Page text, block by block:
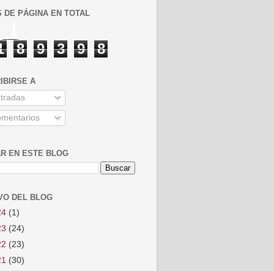
DE PÁGINA EN TOTAL
8 9 3 9 8
A
EN ESTE BLOG
DEL BLOG
(1)
(24)
(23)
(30)